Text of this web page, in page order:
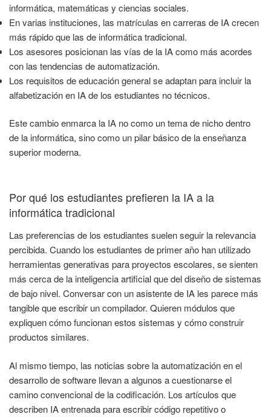
informática, matemáticas y ciencias sociales.
En varias instituciones, las matrículas en carreras de IA crecen
más rápido que las de informática tradicional.
Los asesores posicionan las vías de la IA como más acordes
con las tendencias de automatización.
Los requisitos de educación general se adaptan para incluir la
alfabetización en IA de los estudiantes no técnicos.
Este cambio enmarca la IA no como un tema de nicho dentro
de la informática, sino como un pilar básico de la enseñanza
superior moderna.
Por qué los estudiantes prefieren la IA a la
informática tradicional
Las preferencias de los estudiantes suelen seguir la relevancia
percibida. Cuando los estudiantes de primer año han utilizado
herramientas generativas para proyectos escolares, se sienten
más cerca de la inteligencia artificial que del diseño de sistemas
de bajo nivel. Conversar con un asistente de IA les parece más
tangible que escribir un compilador. Quieren módulos que
expliquen cómo funcionan estos sistemas y cómo construir
productos similares.
Al mismo tiempo, las noticias sobre la automatización en el
desarrollo de software llevan a algunos a cuestionarse el
camino convencional de la codificación. Los artículos que
describen IA entrenada para escribir código repetitivo o